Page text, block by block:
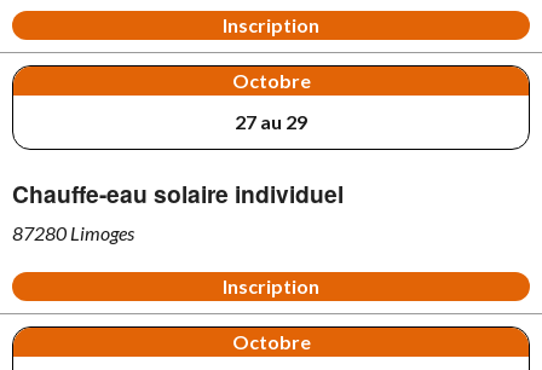
Inscription
Octobre
27 au 29
Chauffe-eau solaire individuel
87280 Limoges
Inscription
Octobre